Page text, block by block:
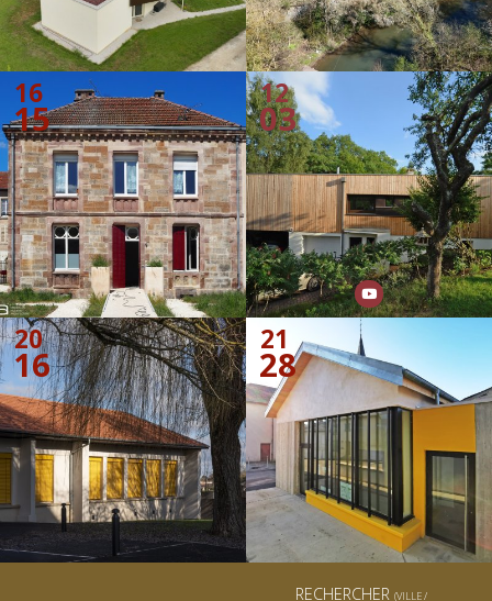
RECHERCHER (VILLE /
16
15
12
03
20
16
21
28